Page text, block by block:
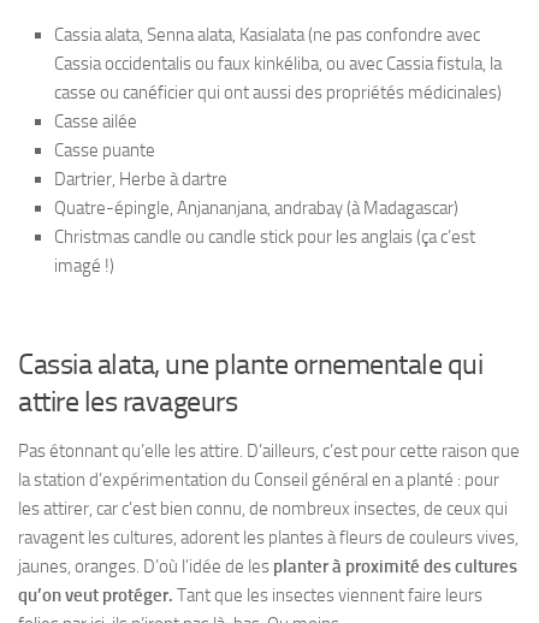
Cassia alata, Senna alata, Kasialata (ne pas confondre avec
Cassia occidentalis ou faux kinkéliba, ou avec Cassia fistula, la
casse ou canéficier qui ont aussi des propriétés médicinales)
Casse ailée
Casse puante
Dartrier, Herbe à dartre
Quatre-épingle, Anjananjana, andrabay (à Madagascar)
Christmas candle ou candle stick pour les anglais (ça c’est
imagé !)
Cassia alata, une plante ornementale qui
attire les ravageurs
Pas étonnant qu’elle les attire. D’ailleurs, c’est pour cette raison que
la station d’expérimentation du Conseil général en a planté : pour
les attirer, car c’est bien connu, de nombreux insectes, de ceux qui
ravagent les cultures, adorent les plantes à fleurs de couleurs vives,
jaunes, oranges. D’où l’idée de les planter à proximité des cultures
qu’on veut protéger. Tant que les insectes viennent faire leurs